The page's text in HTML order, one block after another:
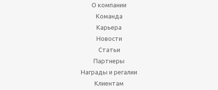
О компании
Команда
Карьера
Новости
Статьи
Партнеры
Награды и регалии
Клиентам